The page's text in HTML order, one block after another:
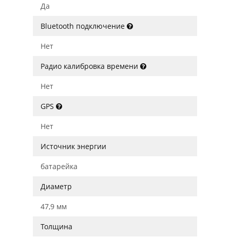
Да
Bluetooth подключение
Нет
Радио калибровка времени
Нет
GPS
Нет
Источник энергии
батарейка
Диаметр
47,9 мм
Толщина